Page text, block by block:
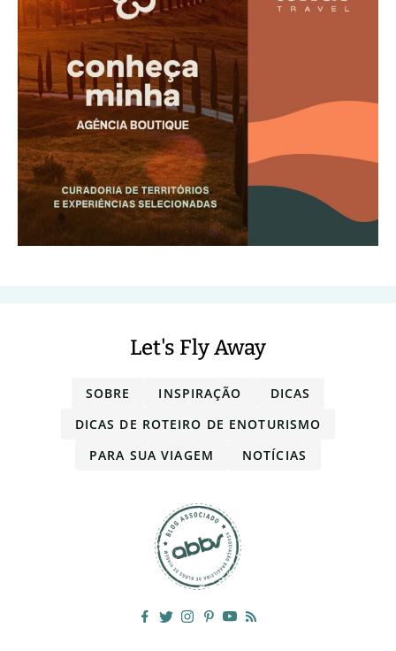
Let's Fly Away
SOBRE INSPIRAÇÃO
DICAS
DICAS DE ROTEIRO DE ENOTURISMO
PARA SUA VIAGEM
NOTÍCIAS